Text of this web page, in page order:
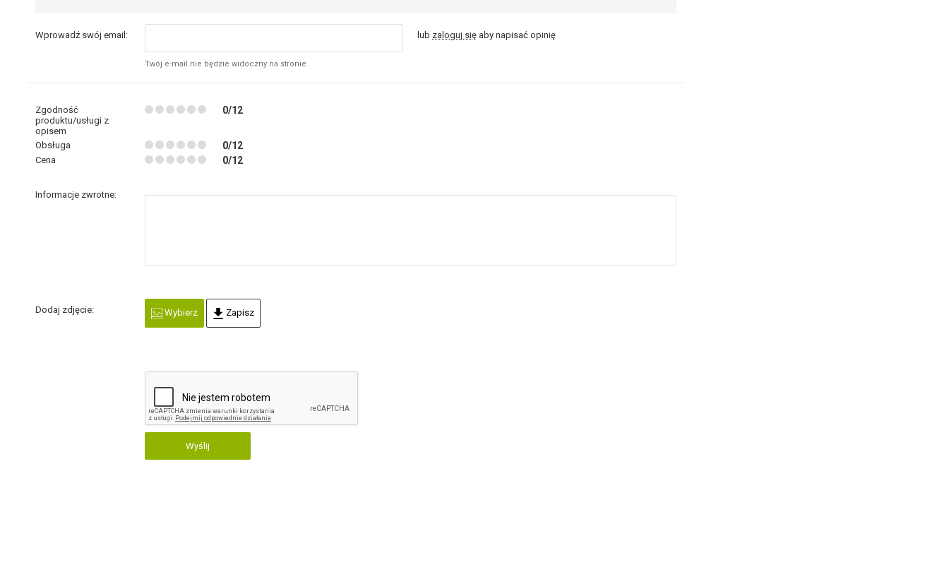
Wprowadź swój email:
Twój e-mail nie będzie widoczny na stronie
lub zaloguj się aby napisać opinię
Zgodność
produktu/usługi z
opisem
0/12
Obsługa 0/12
Cena 0/12
Informacje zwrotne:
Dodaj zdjęcie: Wybierz Zapisz
Wyślij